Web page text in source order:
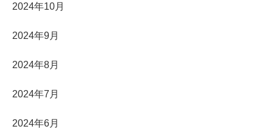
2024年10月
2024年9月
2024年8月
2024年7月
2024年6月